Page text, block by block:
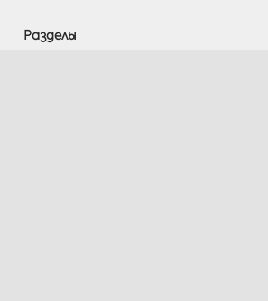
Разделы